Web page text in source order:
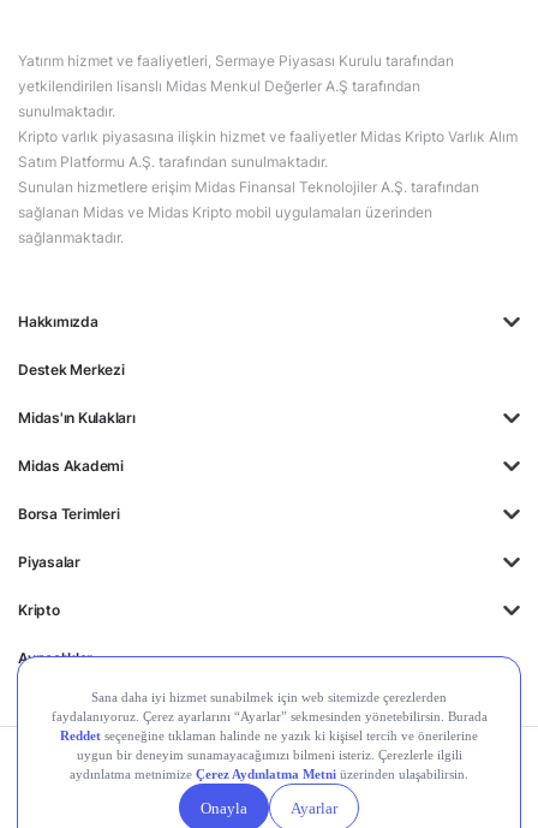
Hakkımızda
Destek Merkezi
Midas'ın Kulakları
Midas Akademi
Borsa Terimleri
Piyasalar
Kripto
Ayrıcalıklar
Yatırım hizmet ve faaliyetleri, Sermaye Piyasası Kurulu tarafından
yetkilendirilen lisanslı Midas Menkul Değerler A.Ş tarafından
sunulmaktadır.
Kripto varlık piyasasına ilişkin hizmet ve faaliyetler Midas Kripto Varlık Alım
Satım Platformu A.Ş. tarafından sunulmaktadır.
Sunulan hizmetlere erişim Midas Finansal Teknolojiler A.Ş. tarafından
sağlanan Midas ve Midas Kripto mobil uygulamaları üzerinden
sağlanmaktadır.
Kişisel Verilerin
Gizlilik
Politikası
Yasal
Duyurular
Çerez